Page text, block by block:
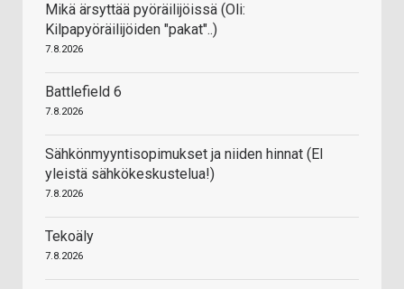
Mikä ärsyttää pyöräilijöissä (Oli:
Kilpapyöräilijöiden "pakat"..)
7.8.2026
Battlefield 6
7.8.2026
Sähkönmyyntisopimukset ja niiden hinnat (EI
yleistä sähkökeskustelua!)
7.8.2026
Tekoäly
7.8.2026